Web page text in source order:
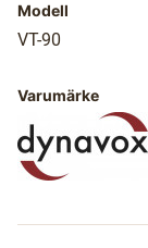
Modell
VT-90
Varumärke